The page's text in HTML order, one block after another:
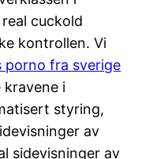
cuckold
kontrollen. Vi
porno fra sverige
i
styring,
av
sidevisninger av